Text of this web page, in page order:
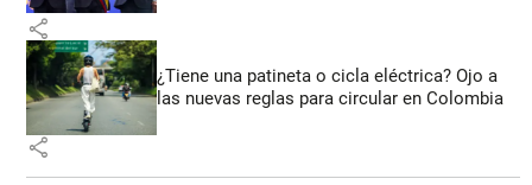
share
¿Tiene una patineta o cicla eléctrica? Ojo a
las nuevas reglas para circular en Colombia
share